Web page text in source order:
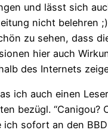
und lässt sich
nicht belehren ;)
zu sehen, dass
hier auch
des Internets
ich auch einen
bezügl. “Canigou?
ich sofort an den